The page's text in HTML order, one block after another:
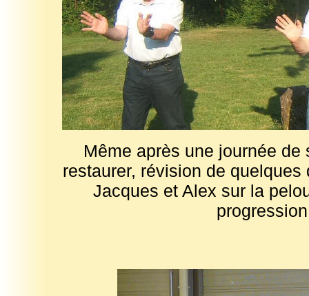
Même après une journée
restaurer, révision de
Jacques et Alex sur la